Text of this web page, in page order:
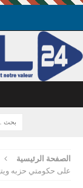
الصفحة الرئيسية
على حكومتي حزبه